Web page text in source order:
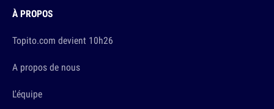
À PROPOS
Topito.com devient 10h26
A propos de nous
L'équipe